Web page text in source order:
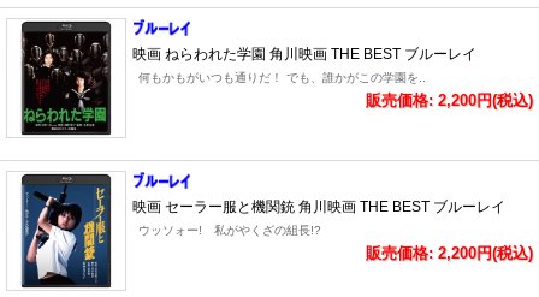
映画 ねらわれた学園 角川映画 THE BEST ブルーレイ
何もかもがいつも通りだ！ でも、誰かがこの学園を..
販売価格: 2,200円(税込)
映画 セーラー服と機関銃 角川映画 THE BEST ブルーレイ
ウッソォー! 私がやくざの組長!?
販売価格: 2,200円(税込)